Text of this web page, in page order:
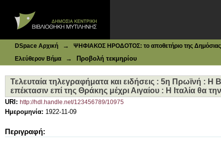
Η Ιταλία θα την υποστηρίξη
DSpace Αρχική →
ΨΗΦΙΑΚΟΣ ΗΡΟΔΟΤΟΣ: το αποθετήριο της Δημόσιας
Ελεύθερον Βήμα
→ Προβολή τεκμηρίου
Τελευταία τηλεγραφήματα και ειδήσεις : 5η Πρωϊνή : Η
επέκτασιν επί της Θράκης μέχρι Αιγαίου : Η Ιταλία θα
URI: http://hdl.handle.net/123456789/10975
Ημερομηνία: 1922-11-09
Περιγραφή: